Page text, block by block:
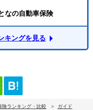
なの自動車保険
キングを見る
ランキング・比較
ガイド